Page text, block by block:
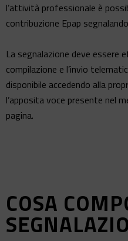
l’attività professionale è
contribuzione Epap
La segnalazione deve
compilazione e l’invio
disponibile accedendo alla
l’apposita voce presente nel
pagina.
COSA